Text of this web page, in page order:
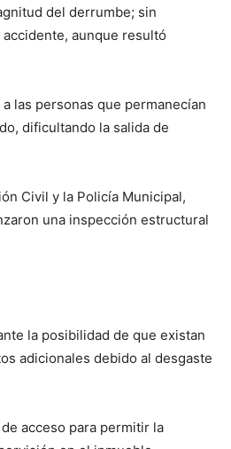
del derrumbe; sin
aunque resultó
las personas que permanecían
dificultando la salida de
Civil y la Policía Municipal,
una inspección estructural
la posibilidad de que existan
adicionales debido al desgaste
acceso para permitir la